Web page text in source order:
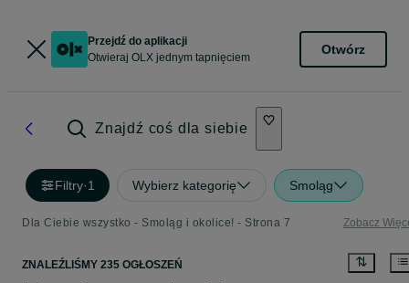
Przejdź do aplikacji
Otwieraj OLX jednym tapnięciem
Otwórz
Znajdź coś dla siebie
Filtry·1 Wybierz kategorię Smoląg
Dla Ciebie wszystko - Smoląg i okolice! - Strona 7 Zobacz
ZNALEŹLIŚMY 235 OGŁOSZEŃ